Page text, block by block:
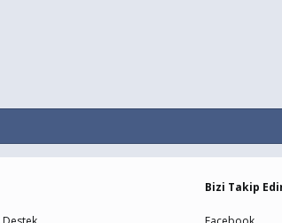
Bizi Takip